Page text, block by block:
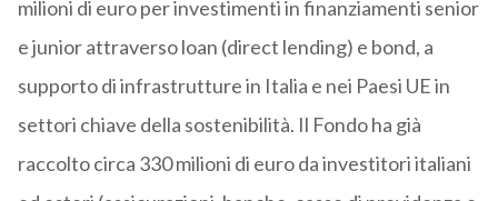
milioni di euro per investimenti in finanziamenti senior
e junior attraverso loan (direct lending) e bond, a
supporto di infrastrutture in Italia e nei Paesi UE in
settori chiave della sostenibilità. Il Fondo ha già
raccolto circa 330 milioni di euro da investitori italiani